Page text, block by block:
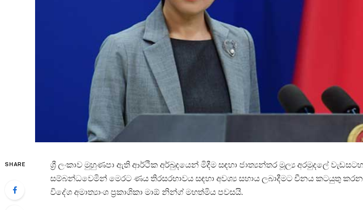
SHARE
ශ්‍රී ලංකාව මුහුණපා ඇති ආර්ථික අර්බුදයෙන් මිදීම සඳහා ජාත්‍යන්තර මූල්‍ය අරමුදලේ
සම්බන්ධවෙමින් මෙරට ණය තිරසරභාවය සඳහා අවශ්‍ය සහාය ලබාදීමට චීනය කටයුතු
විදේශ අමාත්‍යාංශ ප්‍රකාශිකා මාඕ නින්ග් මහත්මිය පවසයි.